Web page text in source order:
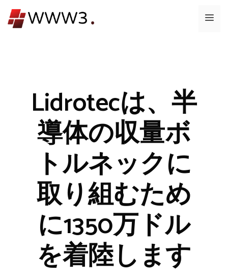
ン
メ
Lidrotecは、半
導体の収量ボ
トルネックに
取り組むため
に1350万ドル
を着陸します